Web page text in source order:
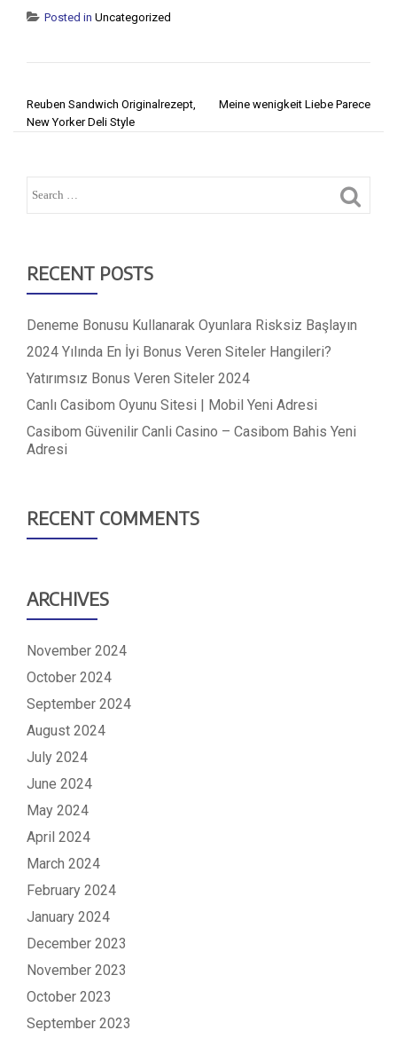
Posted in Uncategorized
Reuben Sandwich Originalrezept,
New Yorker Deli Style
Meine wenigkeit Liebe Parece
RECENT POSTS
Deneme Bonusu Kullanarak Oyunlara Risksiz Başlayın
2024 Yılında En İyi Bonus Veren Siteler Hangileri?
Yatırımsız Bonus Veren Siteler 2024
Canlı Casibom Oyunu Sitesi | Mobil Yeni Adresi
Casibom Güvenilir Canli Casino – Casibom Bahis Yeni
Adresi
RECENT COMMENTS
ARCHIVES
November 2024
October 2024
September 2024
August 2024
July 2024
June 2024
May 2024
April 2024
March 2024
February 2024
January 2024
December 2023
November 2023
October 2023
September 2023